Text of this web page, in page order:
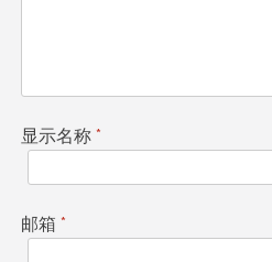
显示名称 *
邮箱 *